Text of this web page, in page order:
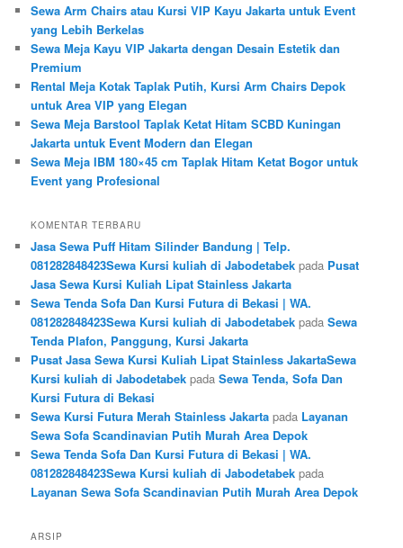
Sewa Arm Chairs atau Kursi VIP Kayu Jakarta untuk Event
yang Lebih Berkelas
Sewa Meja Kayu VIP Jakarta dengan Desain Estetik dan
Premium
Rental Meja Kotak Taplak Putih, Kursi Arm Chairs Depok
untuk Area VIP yang Elegan
Sewa Meja Barstool Taplak Ketat Hitam SCBD Kuningan
Jakarta untuk Event Modern dan Elegan
Sewa Meja IBM 180×45 cm Taplak Hitam Ketat Bogor untuk
Event yang Profesional
KOMENTAR TERBARU
Jasa Sewa Puff Hitam Silinder Bandung | Telp.
081282848423Sewa Kursi kuliah di Jabodetabek pada Pusat
Jasa Sewa Kursi Kuliah Lipat Stainless Jakarta
Sewa Tenda Sofa Dan Kursi Futura di Bekasi | WA.
081282848423Sewa Kursi kuliah di Jabodetabek padaSewa
Tenda Plafon, Panggung, Kursi Jakarta
Pusat Jasa Sewa Kursi Kuliah Lipat Stainless JakartaSewa
Kursi kuliah di Jabodetabek padaSewa Tenda, Sofa Dan
Kursi Futura di Bekasi
Sewa Kursi Futura Merah Stainless Jakarta pada Layanan
Sewa Sofa Scandinavian Putih Murah Area Depok
Sewa Tenda Sofa Dan Kursi Futura di Bekasi | WA.
081282848423Sewa Kursi kuliah di Jabodetabek pada
Layanan Sewa Sofa Scandinavian Putih Murah Area Depok
ARSIP